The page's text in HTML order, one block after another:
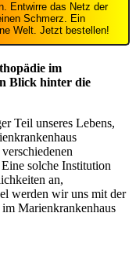
Entwirre das Netz der
Schmerz. Ein
Welt. Jetzt bestellen!
im
Blick hinter die
Teil unseres Lebens,
solche Institution
an,
werden wir uns mit der
Marienkrankenhaus